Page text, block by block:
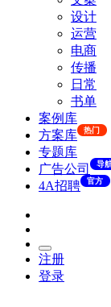
设计
运营
电商
传播
日常
书单
案例库
方案库
热门
专题库
广告公司
导
4A招聘 官方
注册
登录